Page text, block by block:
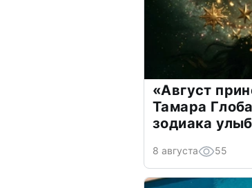
«Август
Тамара
зодиака
8 августа 55